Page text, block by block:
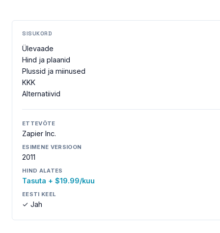
SISUKORD
Ülevaade
Hind ja plaanid
Plussid ja miinused
KKK
Alternatiivid
ETTEVÕTE
Zapier Inc.
ESIMENE VERSIOON
2011
HIND ALATES
Tasuta + $19.99/kuu
EESTI KEEL
✓ Jah